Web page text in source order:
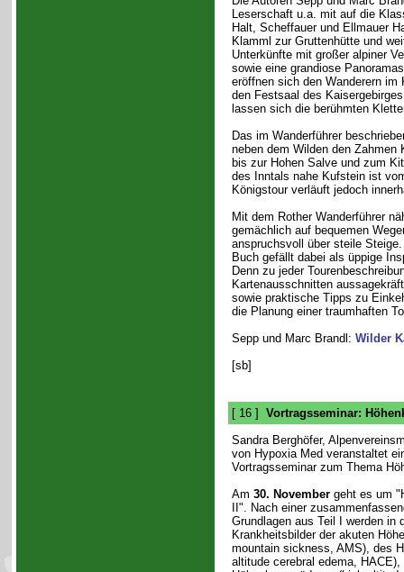
Leserschaft u.a. mit auf die
Halt, Scheffauer und Ellmauer
Klamml zur Gruttenhütte und
Unterkünfte mit großer alpiner
sowie eine grandiose
eröffnen sich den Wanderern im
den Festsaal des
lassen sich die berühmten
Das im Wanderführer
neben dem Wilden den Zahmen
bis zur Hohen Salve und zum
des Inntals nahe Kufstein ist
Königstour verläuft jedoch
Mit dem Rother Wanderführer
gemächlich auf bequemen
anspruchsvoll über steile
Buch gefällt dabei als üppige
Denn zu jeder
Kartenausschnitten
sowie praktische Tipps zu
die Planung einer traumhaften
Sepp und Marc Brandl: Wilder
[sb]
[ 16 ] Vortragsseminar:
Sandra Berghöfer,
von Hypoxia Med veranstaltet
Vortragsseminar zum Thema
Am 30. Novembergeht es um
II". Nach einer
Grundlagen aus Teil I werden in
Krankheitsbilder der akuten
mountain sickness, AMS), des
altitude cerebral edema, HACE),